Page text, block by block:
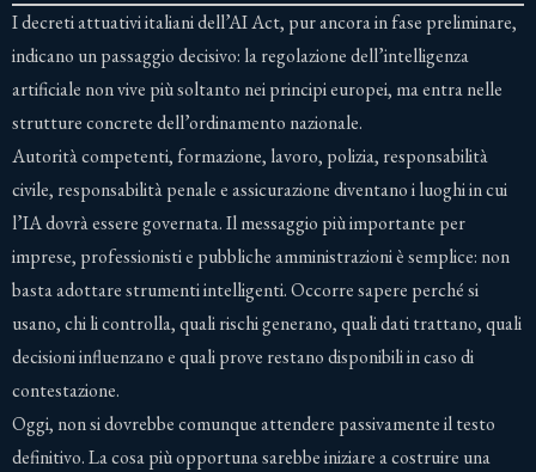
I decreti attuativi italiani dell’AI Act, pur ancora in fase preliminare,
indicano un passaggio decisivo: la regolazione dell’intelligenza
artificiale non vive più soltanto nei principi europei, ma entra nelle
strutture concrete dell’ordinamento nazionale.
Autorità competenti, formazione, lavoro, polizia, responsabilità
civile, responsabilità penale e assicurazione diventano i luoghi in cui
l’IA dovrà essere governata. Il messaggio più importante per
imprese, professionisti e pubbliche amministrazioni è semplice: non
basta adottare strumenti intelligenti. Occorre sapere perché si
usano, chi li controlla, quali rischi generano, quali dati trattano, quali
decisioni influenzano e quali prove restano disponibili in caso di
contestazione.
Oggi, non si dovrebbe comunque attendere passivamente il testo
definitivo. La cosa più opportuna sarebbe iniziare a costruire una